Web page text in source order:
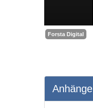
Forsta Digital
Anhänge